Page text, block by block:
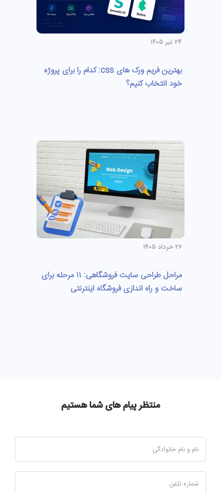
۲۴ تیر ۱۴۰۵
بهترین فریم ورک های css: کدام را برای پروژه
خود انتخاب کنیم؟
۲۶ خرداد ۱۴۰۵
مراحل طراحی سایت فروشگاهی: ۱۱ مرحله برای
ساخت و راه اندازی فروشگاه اینترنتی
منتظر پیام های شما هستیم
نام و نام خانوادگی
شماره تلفن